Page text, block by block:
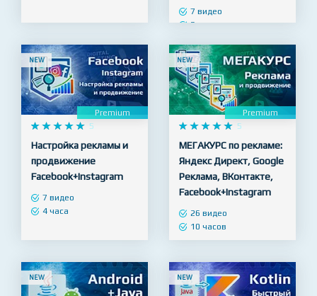
7 видео
3 часа
NEW
Premium
    
     5
Настройка рекламы и
продвижение
Facebook+Instagram
7 видео
4 часа
NEW
Premium
    
     5
МЕГАКУРС по рекламе:
Яндекс Директ, Google
Реклама, ВКонтакте,
Facebook+Instagram
26 видео
10 часов
NEW NEW